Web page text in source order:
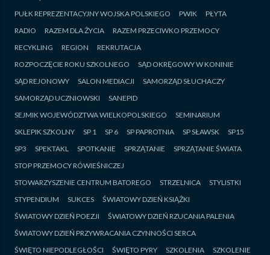
PUŁK REPREZENTACYJNY WOJSKA POLSKIEGO
PWIK
PŁYTA
RADIO
RAZEM DLA ŻYCIA
RAZEM PRZECIWKO PRZEMOCY
RECYKLING
REGION
REKRUTACJA
ROZPOCZĘCIE ROKU SZKOLNEGO
SĄD OKRĘGOWY W KONINIE
SĄD REJONOWY
SALON MEDIACJI
SAMORZĄD SŁUCHACZY
SAMORZĄD UCZNIOWSKI
SANEPID
SEJMIK WOJEWÓDZTWA WIELKOPOLSKIEGO
SEMINARIUM
SKLEPIK SZKOLNY
SP 1 SP 6 SP PAPROTNIA SP SŁAWSK
SP15
SP3
SPEKTAKL SPOTKANIE SPRZĄTANIE
SPRZĄTANIE ŚWIATA
STOP PRZEMOCY RÓWIEŚNICZEJ
STOWARZYSZENIE CENTRUM BATOREGO
STRZELNICA
STYLISTKI
STYPENDIUM
SUKCES
ŚWIATOWY DZIEŃ KSIĄŻKI
ŚWIATOWY DZIEŃ POEZJI
ŚWIATOWY DZIEŃ RZUCANIA PALENIA
ŚWIATOWY DZIEŃ PRZYWRACANIA CZYNNOŚCI SERCA
ŚWIĘTO NIEPODLEGŁOŚCI
ŚWIĘTO PYRY SZKOLENIA
SZKOLENIE